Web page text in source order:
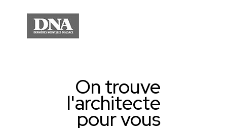
On trouve
l'architecte
pour vous